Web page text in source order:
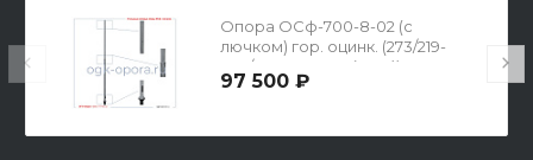
Опора ОСф-700-8-02 (с
лючком) гор. оцинк. (273/219-
420/372х20-12х24(М20))
97 500 ₽